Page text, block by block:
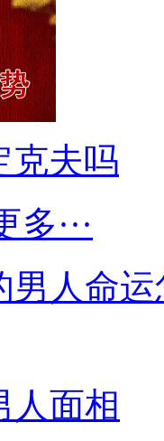
克夫吗
多···
男人命
人面相